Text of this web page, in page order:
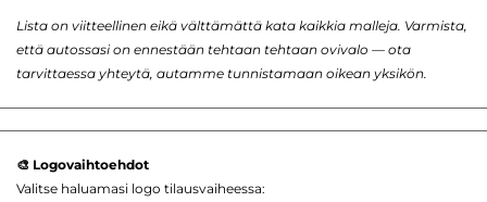
Lista on viitteellinen eikä välttämättä kata kaikkia malleja. Varmista,
että autossasi on ennestään tehtaan tehtaan ovivalo — ota
tarvittaessa yhteytä, autamme tunnistamaan oikean yksikön.
🎨 Logovaihtoehdot
Valitse haluamasi logo tilausvaiheessa: